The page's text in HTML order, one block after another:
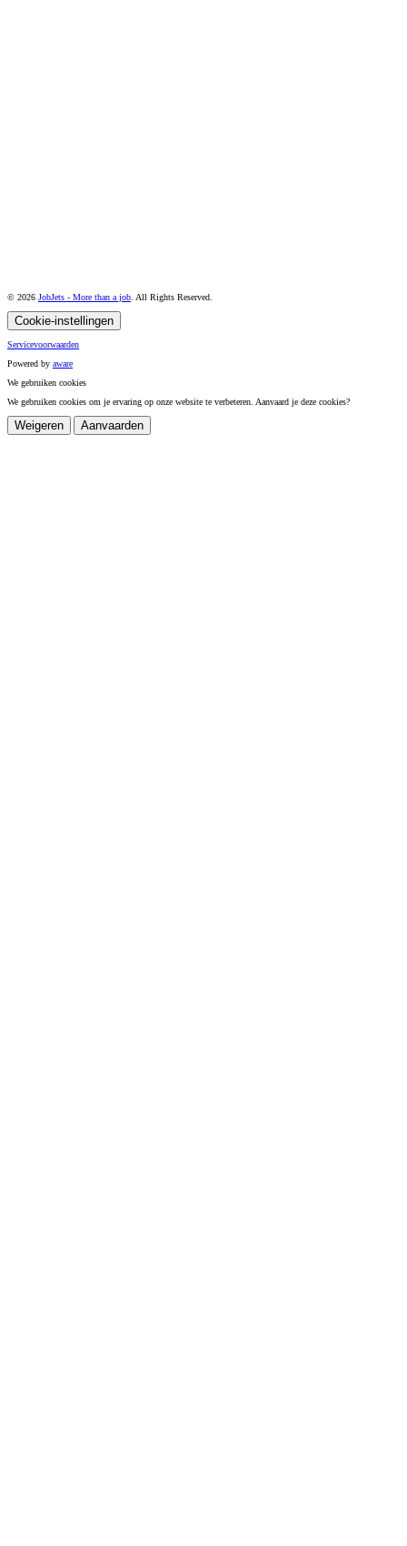
© 2026 JobJets - More than a job . All Rights Reserved.
Cookie-instellingen
Servicevoorwaarden
Powered by aware
We gebruiken cookies
We gebruiken cookies om je ervaring op onze website te verbeteren. Aanvaard je deze cookies?
Weigeren Aanvaarden